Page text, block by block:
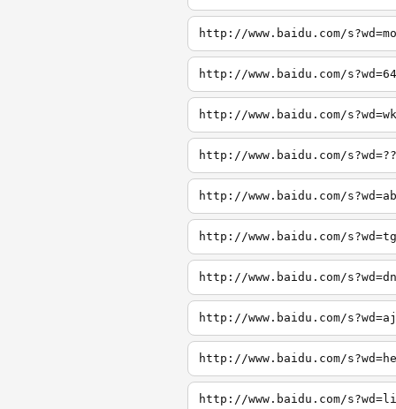
http://www.baidu.com/s?wd=mo
http://www.baidu.com/s?wd=64
http://www.baidu.com/s?wd=wk
http://www.baidu.com/s?wd=??
http://www.baidu.com/s?wd=ab
http://www.baidu.com/s?wd=tg
http://www.baidu.com/s?wd=dn
http://www.baidu.com/s?wd=aj
http://www.baidu.com/
http://www.baidu.com/